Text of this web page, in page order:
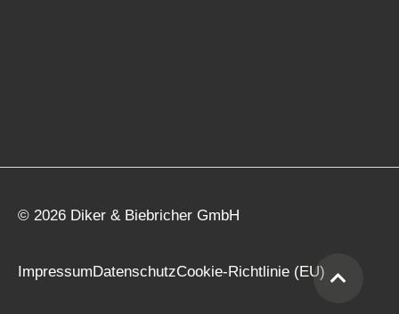
© 2026 Diker & Biebricher GmbH
ImpressumDatenschutzCookie-Richtlinie (EU)